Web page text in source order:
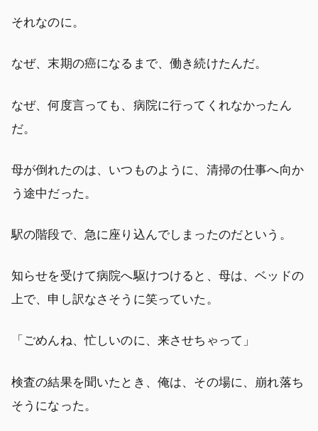
それなのに。
なぜ、末期の癌になるまで、働き続けたんだ。
なぜ、何度言っても、病院に行ってくれなかったん
だ。
母が倒れたのは、いつものように、清掃の仕事へ向か
う途中だった。
駅の階段で、急に座り込んでしまったのだという。
知らせを受けて病院へ駆けつけると、母は、ベッドの
上で、申し訳なさそうに笑っていた。
「ごめんね、忙しいのに、来させちゃって」
検査の結果を聞いたとき、俺は、その場に、崩れ落ち
そうになった。